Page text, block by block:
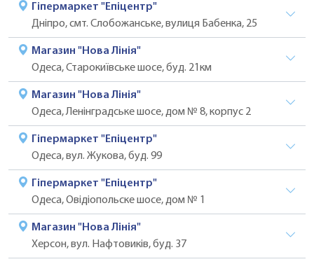
Гіпермаркет "Епіцентр"
Дніпро, смт. Слобожанське, вулиця Бабенка, 25
Магазин "Нова Лінія"
Одеса, Старокиївське шосе, буд. 21км
Магазин "Нова Лінія"
Одеса, Ленінградське шосе, дом № 8, корпус 2
Гіпермаркет "Епіцентр"
Одеса, вул. Жукова, буд. 99
Гіпермаркет "Епіцентр"
Одеса, Овідіопольске шосе, дом № 1
Магазин "Нова Лінія"
Херсон, вул. Нафтовикiв, буд. 37